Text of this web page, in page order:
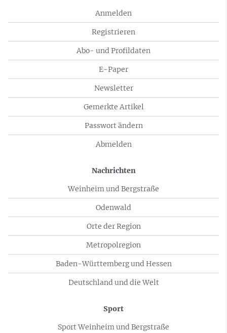
Anmelden
Registrieren
Abo- und Profildaten
E-Paper
Newsletter
Gemerkte Artikel
Passwort ändern
Abmelden
Nachrichten
Weinheim und Bergstraße
Odenwald
Orte der Region
Metropolregion
Baden-Württemberg und Hessen
Deutschland und die Welt
Sport
Sport Weinheim und Bergstraße